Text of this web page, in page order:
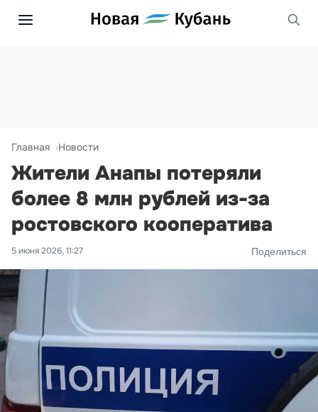
Главная Новости
Жители Анапы потеряли
более 8 млн рублей из-за
ростовского кооператива
5 июня 2026, 11:27 Поделиться